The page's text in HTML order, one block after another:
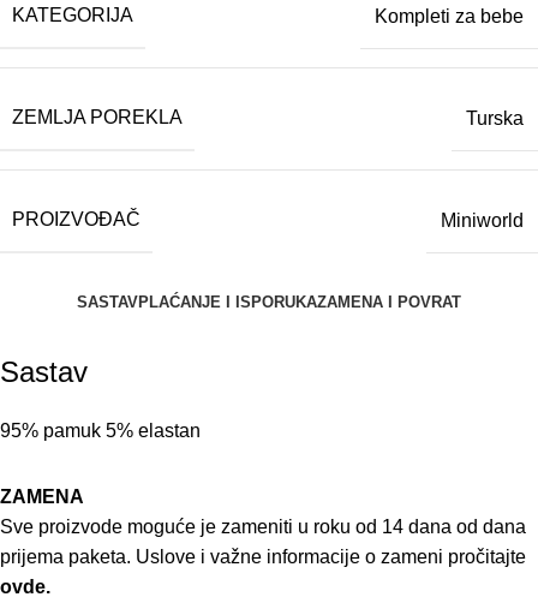
KATEGORIJA Kompleti za bebe
ZEMLJA POREKLA Turska
PROIZVOĐAČ Miniworld
SASTAVPLAĆANJE I ISPORUKAZAMENA I POVRAT
Sastav
95% pamuk 5% elastan
ZAMENA
Sve proizvode moguće je zameniti u roku od 14 dana od dana
prijema paketa. Uslove i važne informacije o zameni pročitajte
ovde.